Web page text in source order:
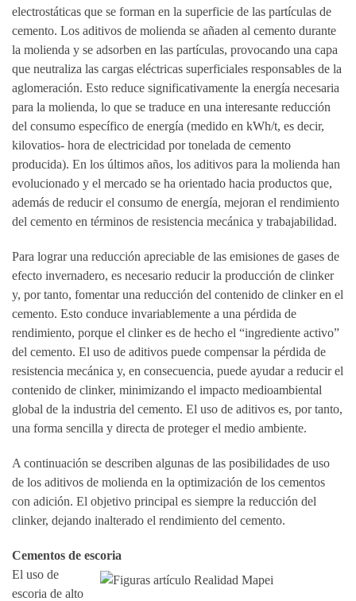
electrostáticas que se forman en la superficie de las partículas de
cemento. Los aditivos de molienda se añaden al cemento durante
la molienda y se adsorben en las partículas, provocando una capa
que neutraliza las cargas eléctricas superficiales responsables de la
aglomeración. Esto reduce significativamente la energía necesaria
para la molienda, lo que se traduce en una interesante reducción
del consumo específico de energía (medido en kWh/t, es decir,
kilovatios- hora de electricidad por tonelada de cemento
producida). En los últimos años, los aditivos para la molienda han
evolucionado y el mercado se ha orientado hacia productos que,
además de reducir el consumo de energía, mejoran el rendimiento
del cemento en términos de resistencia mecánica y trabajabilidad.
Para lograr una reducción apreciable de las emisiones de gases de
efecto invernadero, es necesario reducir la producción de clinker
y, por tanto, fomentar una reducción del contenido de clinker en el
cemento. Esto conduce invariablemente a una pérdida de
rendimiento, porque el clinker es de hecho el “ingrediente activo”
del cemento. El uso de aditivos puede compensar la pérdida de
resistencia mecánica y, en consecuencia, puede ayudar a reducir el
contenido de clinker, minimizando el impacto medioambiental
global de la industria del cemento. El uso de aditivos es, por tanto,
una forma sencilla y directa de proteger el medio ambiente.
A continuación se describen algunas de las posibilidades de uso
de los aditivos de molienda en la optimización de los cementos
con adición. El objetivo principal es siempre la reducción del
clinker, dejando inalterado el rendimiento del cemento.
Cementos de escoria
El uso de
escoria de alto